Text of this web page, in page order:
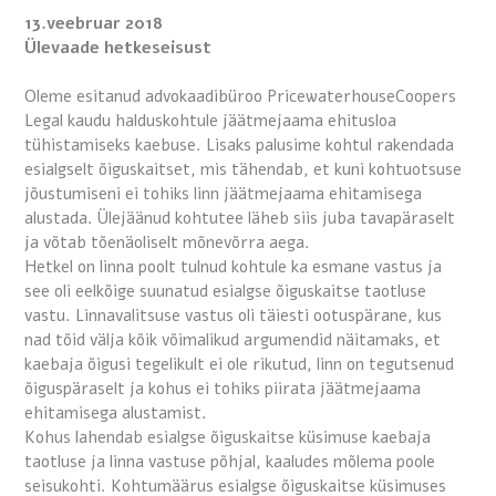
13.veebruar 2018
Ülevaade hetkeseisust
Oleme esitanud advokaadibüroo PricewaterhouseCoopers
Legal kaudu halduskohtule jäätmejaama ehitusloa
tühistamiseks kaebuse. Lisaks palusime kohtul rakendada
esialgselt õiguskaitset, mis tähendab, et kuni kohtuotsuse
jõustumiseni ei tohiks linn jäätmejaama ehitamisega
alustada. Ülejäänud kohtutee läheb siis juba tavapäraselt
ja võtab tõenäoliselt mõnevõrra aega.
Hetkel on linna poolt tulnud kohtule ka esmane vastus ja
see oli eelkõige suunatud esialgse õiguskaitse taotluse
vastu. Linnavalitsuse vastus oli täiesti ootuspärane, kus
nad tõid välja kõik võimalikud argumendid näitamaks, et
kaebaja õigusi tegelikult ei ole rikutud, linn on tegutsenud
õiguspäraselt ja kohus ei tohiks piirata jäätmejaama
ehitamisega alustamist.
Kohus lahendab esialgse õiguskaitse küsimuse kaebaja
taotluse ja linna vastuse põhjal, kaaludes mõlema poole
seisukohti. Kohtumäärus esialgse õiguskaitse küsimuses